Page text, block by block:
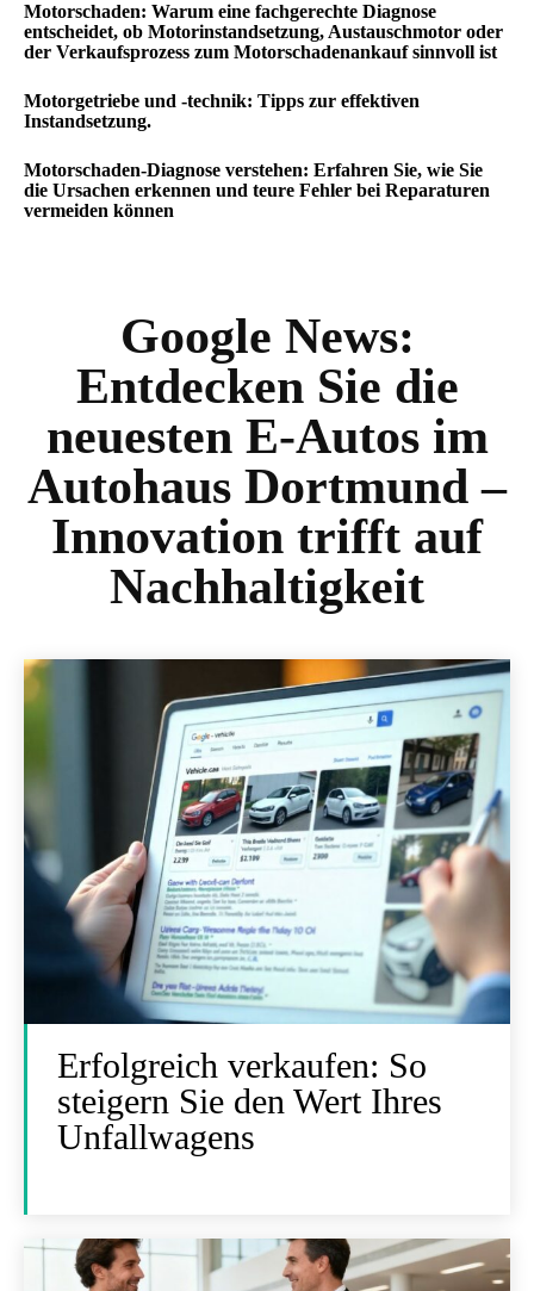
Motorschaden: Warum eine fachgerechte Diagnose
entscheidet, ob Motorinstandsetzung, Austauschmotor oder
der Verkaufsprozess zum Motorschadenankauf sinnvoll ist
Motorgetriebe und -technik: Tipps zur effektiven
Instandsetzung.
Motorschaden-Diagnose verstehen: Erfahren Sie, wie Sie
die Ursachen erkennen und teure Fehler bei Reparaturen
vermeiden können
Google News:
Entdecken Sie die
neuesten E-Autos im
Autohaus Dortmund –
Innovation trifft auf
Nachhaltigkeit
Erfolgreich verkaufen: So
steigern Sie den Wert Ihres
Unfallwagens